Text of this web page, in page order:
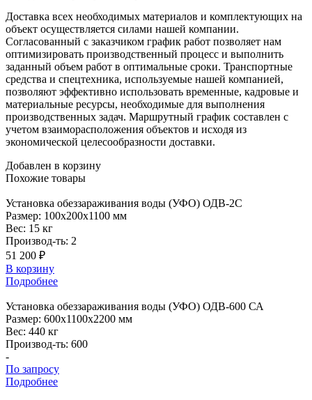
Доставка всех необходимых материалов и комплектующих на
объект осуществляется силами нашей компании.
Согласованный с заказчиком график работ позволяет нам
оптимизировать производственный процесс и выполнить
заданный объем работ в оптимальные сроки. Транспортные
средства и спецтехника, используемые нашей компанией,
позволяют эффективно использовать временные, кадровые и
материальные ресурсы, необходимые для выполнения
производственных задач. Маршрутный график составлен с
учетом взаиморасположения объектов и исходя из
экономической целесообразности доставки.
Добавлен в корзину
Похожие товары
Установка обеззараживания воды (УФО) ОДВ-2С
Размер: 100x200x1100 мм
Вес: 15 кг
Производ-ть: 2
51 200 ₽
В корзину
Подробнее
Установка обеззараживания воды (УФО) ОДВ-600 СА
Размер: 600x1100x2200 мм
Вес: 440 кг
Производ-ть: 600
-
По запросу
Подробнее